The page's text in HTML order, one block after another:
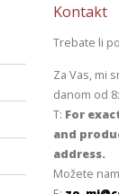
Kontakt
Trebate li
Za Vas, mi
danom od
T: For
and
address.
Možete